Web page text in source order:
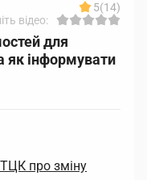
5(14)
відео:
для
як інформувати
про зміну